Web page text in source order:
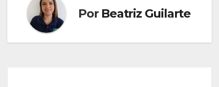
Por Beatriz Guilarte